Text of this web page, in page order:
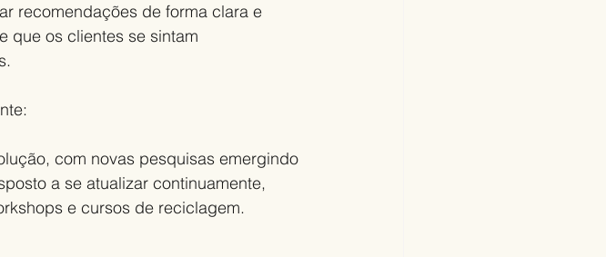
recomendações de forma clara e
que os clientes se sintam
com novas pesquisas emergindo
a se atualizar continuamente,
e cursos de reciclagem.